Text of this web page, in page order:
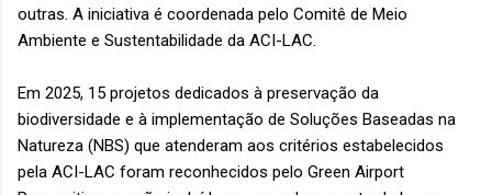
outras. A iniciativa é coordenada pelo Comitê de Meio
Ambiente e Sustentabilidade da ACI-LAC.
Em 2025, 15 projetos dedicados à preservação da
biodiversidade e à implementação de Soluções Baseadas na
Natureza (NBS) que atenderam aos critérios estabelecidos
pela ACI-LAC foram reconhecidos pelo Green Airport